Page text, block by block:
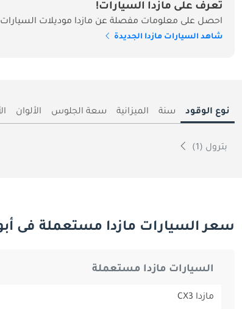
تعرف على مازدا السيارات!
احصل على معلومات مفصلة عن مازدا موديلات السيارات
شاهد السيارات مازدا الجديدة
نوع الوقود سنة الميزانية سعة الجلوس الألوان
بترول (1)
سعر السيارات مازدا مستعملة فى
السيارات مازدا مستعملة
مازدا CX3